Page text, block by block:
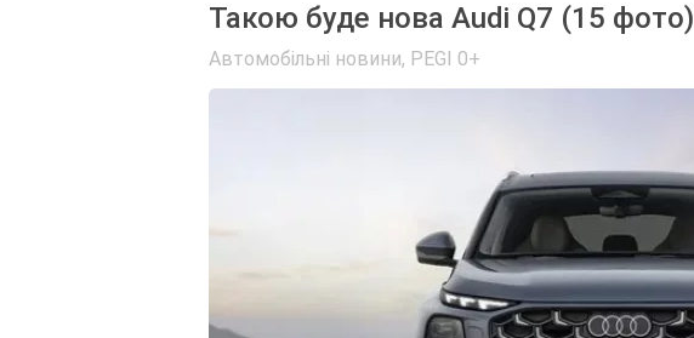
Такою буде нова Audi Q7 (15 фото)
Автомобільні новини, PEGI 0+